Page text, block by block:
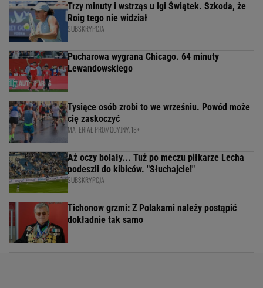
Trzy minuty i wstrząs u Igi Świątek. Szkoda, że
Roig tego nie widział
SUBSKRYPCJA
Pucharowa wygrana Chicago. 64 minuty
Lewandowskiego
Tysiące osób zrobi to we wrześniu. Powód może
cię zaskoczyć
MATERIAŁ PROMOCYJNY, 18+
Aż oczy bolały... Tuż po meczu piłkarze Lecha
podeszli do kibiców. "Słuchajcie!"
SUBSKRYPCJA
Tichonow grzmi: Z Polakami należy postąpić
dokładnie tak samo